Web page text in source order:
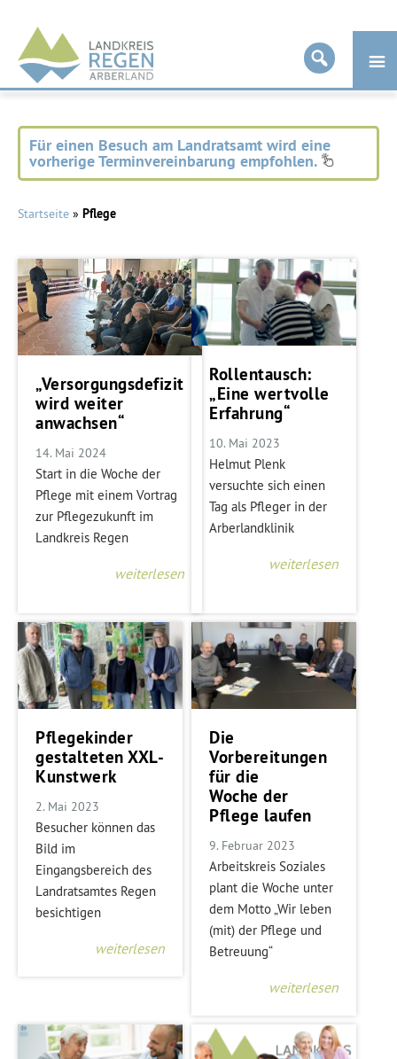
Landkreis
Regen
Für einen Besuch am Landratsamt wird eine
vorherige Terminvereinbarung empfohlen.
Startseite » Pflege
„Versorgungsdefizit
wird weiter
anwachsen“
14. Mai 2024
Start in die Woche der
Pflege mit einem Vortrag
zur Pflegezukunft im
Landkreis Regen
weiterlesen
Rollentausch:
„Eine wertvolle
Erfahrung“
10. Mai 2023
Helmut Plenk
versuchte sich einen
Tag als Pfleger in der
Arberlandklinik
weiterlesen
Pflegekinder
gestalteten XXL-
Kunstwerk
2. Mai 2023
Besucher können das
Bild im
Eingangsbereich des
Landratsamtes Regen
besichtigen
weiterlesen
Die
Vorbereitungen
für die
Woche der
Pflege laufen
9. Februar 2023
Arbeitskreis Soziales
plant die Woche unter
dem Motto „Wir leben
(mit) der Pflege und
Betreuung“
weiterlesen